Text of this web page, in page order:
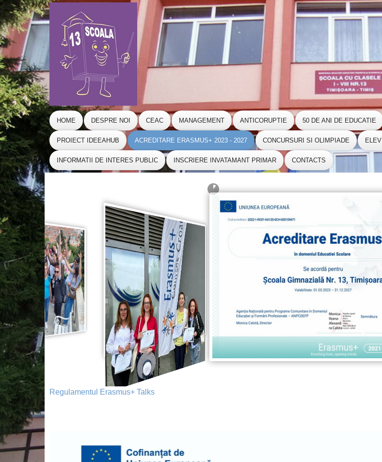
HOME DESPRE NOI CEAC MANAGEMENT ANTICORUPTIE 50 DE ANI DE EDUCATIE
PROIECT IDEEAHUB ACREDITARE ERASMUS+ 2023 - 2027 CONCURSURI SI OLIMPIADE ELEVI
INFORMATII DE INTERES PUBLIC INSCRIERE INVATAMANT PRIMAR CONTACTS
Regulamentul Erasmus+ Talks